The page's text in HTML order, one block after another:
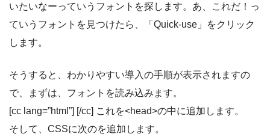
いたいなーっていうフォントを探します。あ、これだ！っ
ていうフォントを見つけたら、「Quick-use」をクリック
します。
そうすると、わかりやすい導入の手順が表示されますの
で、まずは、フォントを読み込みます。
[cc lang=”html”] [/cc] これを<head>の中に追加します。
そして、CSSに次のを追加します。